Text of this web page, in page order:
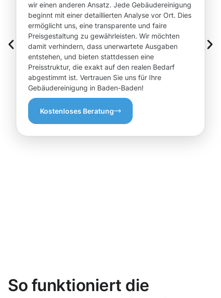
wir einen anderen Ansatz. Jede Gebäudereinigung
beginnt mit einer detaillierten Analyse vor Ort. Dies
ermöglicht uns, eine transparente und faire
Preisgestaltung zu gewährleisten. Wir möchten
damit verhindern, dass unerwartete Ausgaben
entstehen, und bieten stattdessen eine
Preisstruktur, die exakt auf den realen Bedarf
abgestimmt ist. Vertrauen Sie uns für Ihre
Gebäudereinigung in Baden-Baden!
Kostenloses Beratung
So funktioniert die